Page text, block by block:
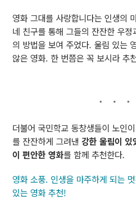
영화 그대를 사랑합니다는 인생의
네 친구를 통해 그들의 잔잔한 우
의 방법을 보여 주었다. 울림 있는
않은 영화. 한 번쯤은 꼭 보시라 추
더불어 국민학교 동창생들이 노인
를 잔잔하게 그려낸 강한 울림이 있
이 편안한 영화를 함께 추천한다.
영화 소풍. 인생을 마주하게 되는
있는 영화 추천!